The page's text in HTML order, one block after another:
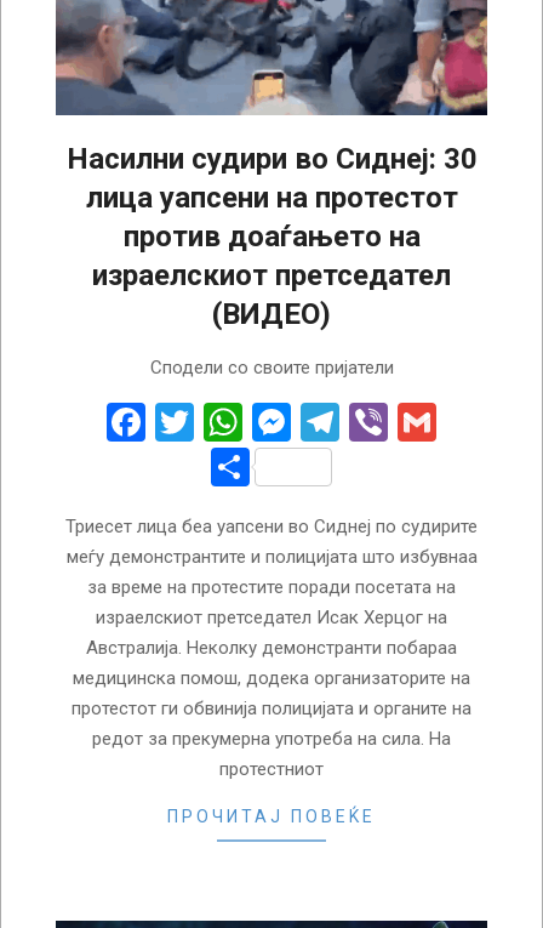
Насилни судири во Сиднеј: 30
лица уапсени на протестот
против доаѓањето на
израелскиот претседател
(ВИДЕО)
Сподели со своите пријатели
Facebook
Twitter
WhatsApp
Messenger
Telegram
Viber
Share
Триесет лица беа уапсени во Сиднеј по судирите
меѓу демонстрантите и полицијата што избувнаа
за време на протестите поради посетата на
израелскиот претседател Исак Херцог на
Австралија. Неколку демонстранти побараа
медицинска помош, додека организаторите на
протестот ги обвинија полицијата и органите на
редот за прекумерна употреба на сила. На
протестниот
ПРОЧИТАЈ ПОВЕЌЕ